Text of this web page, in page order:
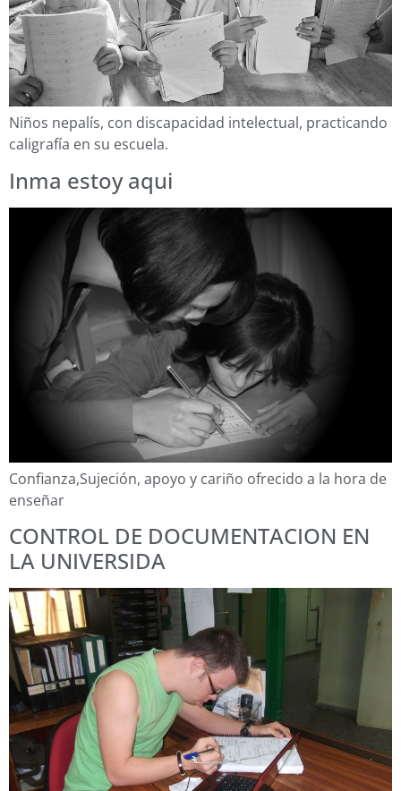
Niños nepalís, con discapacidad intelectual, practicando
caligrafía en su escuela.
Inma estoy aqui
Confianza,Sujeción, apoyo y cariño ofrecido a la hora de
enseñar
CONTROL DE DOCUMENTACION EN
LA UNIVERSIDA